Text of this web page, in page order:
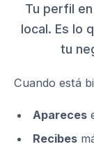
Tu perfil
local. Es lo
tu
Cuando está
Apareces
Recibes